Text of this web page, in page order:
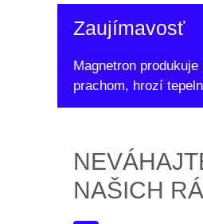
Zaujímavosť
Magnetron
prachom, hrozí
NAŠICH